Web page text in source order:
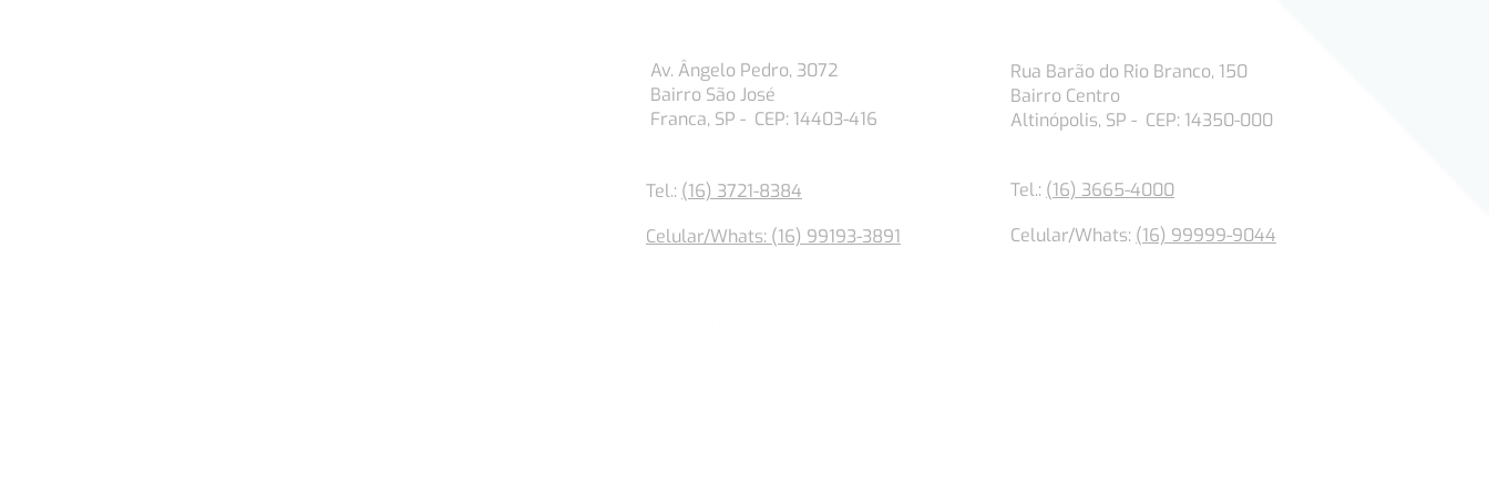
Av. Ângelo Pedro, 3072
Bairro São José
Franca, SP - CEP: 14403-416
Tel.: (16) 3721-8384
Celular/Whats: (16) 99193-3891
Rua Barão do Rio Branco, 150
Bairro Centro
Altinópolis, SP - CEP: 14350-000
Tel.: (16) 3665-4000
Celular/Whats: (16) 99999-9044